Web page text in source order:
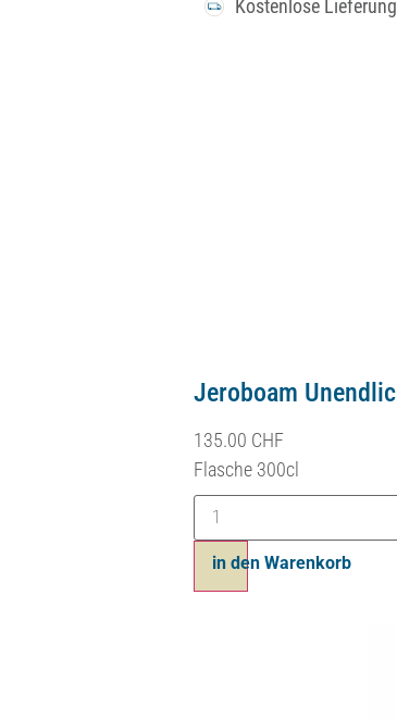
Kostenlose Lieferung
Jéroboam Infini
135.00 CHF
Bouteille 300cl
Ajouter au panier